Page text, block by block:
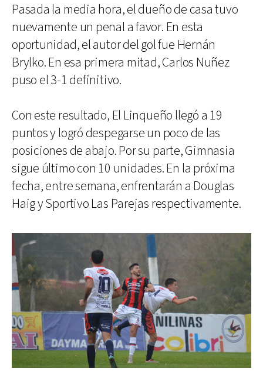
Pasada la media hora, el dueño de casa tuvo
nuevamente un penal a favor. En esta
oportunidad, el autor del gol fue Hernán
Brylko. En esa primera mitad, Carlos Nuñez
puso el 3-1 definitivo.
Con este resultado, El Linqueño llegó a 19
puntos y logró despegarse un poco de las
posiciones de abajo. Por su parte, Gimnasia
sigue último con 10 unidades. En la próxima
fecha, entre semana, enfrentarán a Douglas
Haig y Sportivo Las Parejas respectivamente.